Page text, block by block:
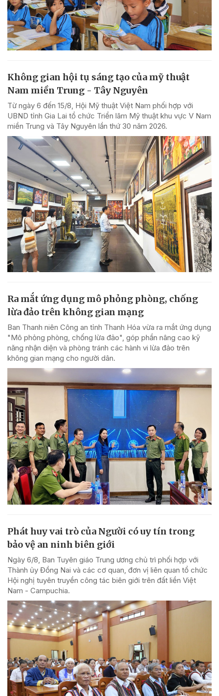
Không gian hội tụ sáng tạo của mỹ thuật
Nam miền Trung - Tây Nguyên
Từ ngày 6 đến 15/8, Hội Mỹ thuật Việt Nam phối hợp với
UBND tỉnh Gia Lai tổ chức Triển lãm Mỹ thuật khu vực V Nam
miền Trung và Tây Nguyên lần thứ 30 năm 2026.
Ra mắt ứng dụng mô phỏng phòng, chống
lừa đảo trên không gian mạng
Ban Thanh niên Công an tỉnh Thanh Hóa vừa ra mắt ứng dụng
"Mô phỏng phòng, chống lừa đảo", góp phần nâng cao kỹ
năng nhận diện và phòng tránh các hành vi lừa đảo trên
không gian mạng cho người dân.
Phát huy vai trò của Người có uy tín trong
bảo vệ an ninh biên giới
Ngày 6/8, Ban Tuyên giáo Trung ương chủ trì phối hợp với
Thành ủy Đồng Nai và các cơ quan, đơn vị liên quan tổ chức
Hội nghị tuyên truyền công tác biên giới trên đất liền Việt
Nam - Campuchia.